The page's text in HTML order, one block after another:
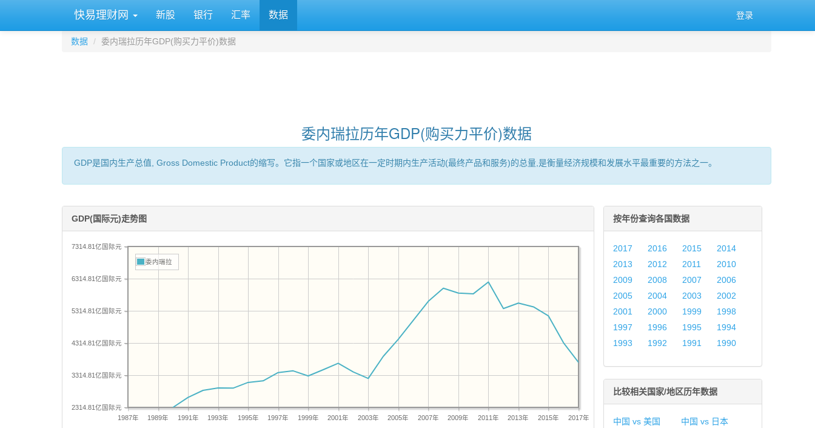
快易理财网 新股 银行 汇率 数据 登录
数据 委内瑞拉历年GDP(购买力平价)数据
委内瑞拉历年GDP(购买力平价)数据
GDP是国内生产总值, Gross Domestic Product的缩写。它指一个国家或地区在一定时期内生产活动(最终产品和服务)的总量,是衡量经济规模和发展水平最重要的方法之一。
GDP(国际元)走势图
1987年 1989年 1991年 1993年 1995年 1997年 1999年 2001年 2003年 2005年 2007年 2009年 2011年 2013年 2015年 2017年
2314.81亿国际元
3314.81亿国际元
4314.81亿国际元
5314.81亿国际元
6314.81亿国际元
7314.81亿国际元
委内瑞拉
按年份查询各国数据
2017 2016 2015
2014
2013
2012 2011
2010
2009
2008 2007
2006
2005
2004 2003
2002
2001
2000 1999
1998
1997
1996 1995
1994
1993
1992 1991 1990
比较相关国家/地区历年数据
中国 vs 美国
中国 vs 日本